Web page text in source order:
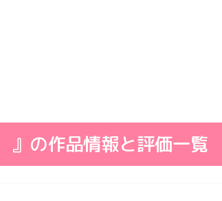
』の作品情報と評価一覧